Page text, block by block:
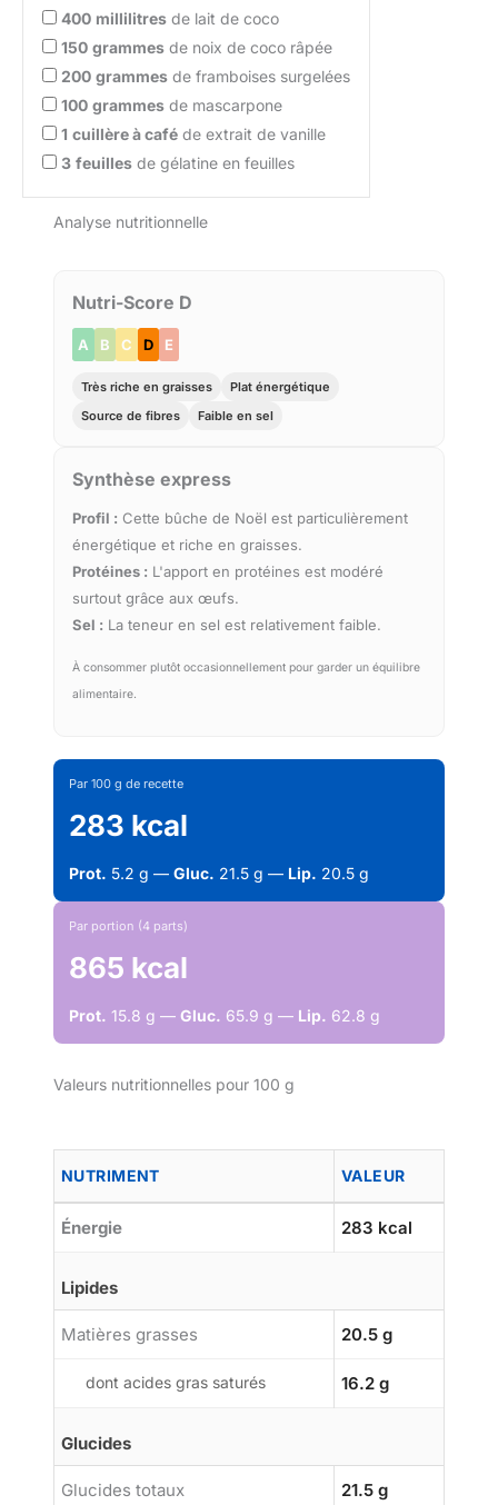
400 millilitres de lait de coco
150 grammes de noix de coco râpée
200 grammes de framboises surgelées
100 grammes de mascarpone
1 cuillère à café de extrait de vanille
3 feuilles de gélatine en feuilles
Analyse nutritionnelle
Nutri-Score D
A B C D E
Très riche en graisses
Plat énergétique
Source de fibres
Faible en sel
Synthèse express
Profil : Cette bûche de Noël est particulièrement
énergétique et riche en graisses.
Protéines : L'apport en protéines est modéré
surtout grâce aux œufs.
Sel : La teneur en sel est relativement faible.
À consommer plutôt occasionnellement pour garder un équilibre
alimentaire.
Par 100 g de recette
283 kcal
Prot. 5.2 g — Gluc. 21.5 g — Lip. 20.5 g
Par portion (4 parts)
865 kcal
Prot. 15.8 g — Gluc. 65.9 g — Lip. 62.8 g
Valeurs nutritionnelles pour 100 g
NUTRIMENT VALEUR
Énergie 283 kcal
Lipides
Matières grasses 20.5 g
dont acides gras saturés 16.2 g
Glucides
Glucides totaux 21.5 g